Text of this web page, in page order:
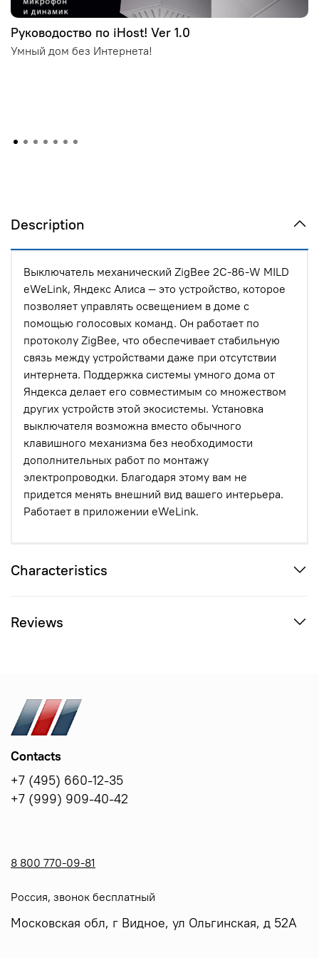
Руководоство по iHost! Ver 1.0
Умный дом без Интернета!
Description
Выключатель механический ZigBee 2C-86-W MILD
eWeLink, Яндекс Алиса — это устройство, которое
позволяет управлять освещением в доме с
помощью голосовых команд. Он работает по
протоколу ZigBee, что обеспечивает стабильную
связь между устройствами даже при отсутствии
интернета. Поддержка системы умного дома от
Яндекса делает его совместимым со множеством
других устройств этой экосистемы. Установка
выключателя возможна вместо обычного
клавишного механизма без необходимости
дополнительных работ по монтажу
электропроводки. Благодаря этому вам не
придется менять внешний вид вашего интерьера.
Работает в приложении eWeLink.
Characteristics
Reviews
Contacts
+7 (495) 660-12-35
+7 (999) 909-40-42
8 800 770-09-81
Россия, звонок бесплатный
Московская обл, г Видное, ул Ольгинская, д 52А